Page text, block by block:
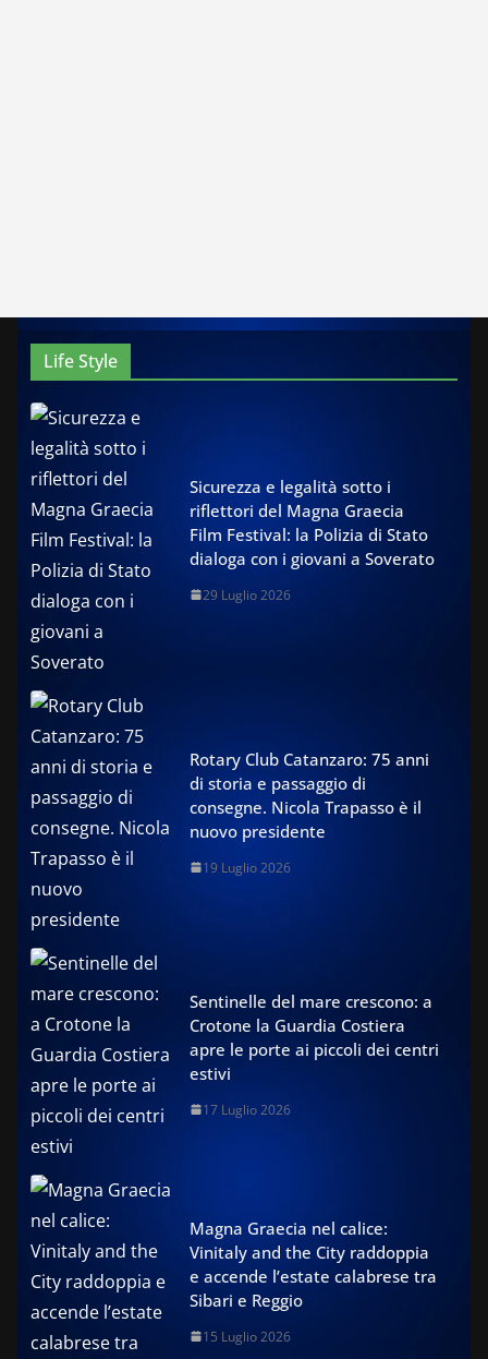
Life Style
Sicurezza e legalità sotto i
riflettori del Magna Graecia
Film Festival: la Polizia di Stato
dialoga con i giovani a Soverato
29 Luglio 2026
Rotary Club Catanzaro: 75 anni
di storia e passaggio di
consegne. Nicola Trapasso è il
nuovo presidente
19 Luglio 2026
Sentinelle del mare crescono: a
Crotone la Guardia Costiera
apre le porte ai piccoli dei centri
estivi
17 Luglio 2026
Magna Graecia nel calice:
Vinitaly and the City raddoppia
e accende l’estate calabrese tra
Sibari e Reggio
15 Luglio 2026